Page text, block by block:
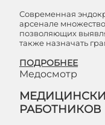
Современная
арсенале
позволяющих
также назначать
ПОДРОБНЕЕ
Медосмотр
РАБОТНИКОВ